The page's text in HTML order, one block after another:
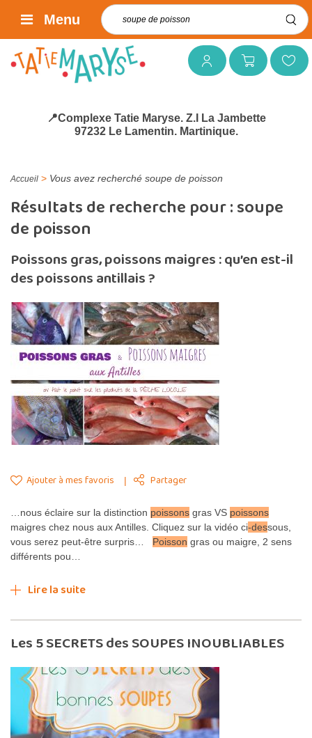
Mon compteMon panierMes favoris
Rechercher :
Menu
📍Complexe Tatie Maryse. Z.I La Jambette
97232 Le Lamentin. Martinique.
Accueil > Vous avez recherché soupe de poisson
Résultats de recherche pour :soupe
de poisson
Poissons gras, poissons maigres : qu’en est-il
des poissons antillais ?
Ajouter à mes favoris Partager
…nous éclaire sur la distinction poissons gras VS poissons
maigres chez nous aux Antilles. Cliquez sur la vidéo ci-dessous,
vous serez peut-être surpris… Poisson gras ou maigre, 2 sens
différents pou…
Lire la suite
Les 5 SECRETS des SOUPES INOUBLIABLES